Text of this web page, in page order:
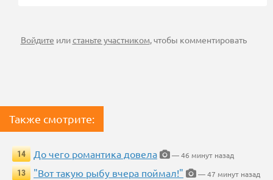
Войдите илистаньте участником, чтобы комментировать
Также смотрите:
14 До чего романтика довела
— 46 минут назад
13
"Вот такую рыбу вчера поймал!"
— 47 минут назад